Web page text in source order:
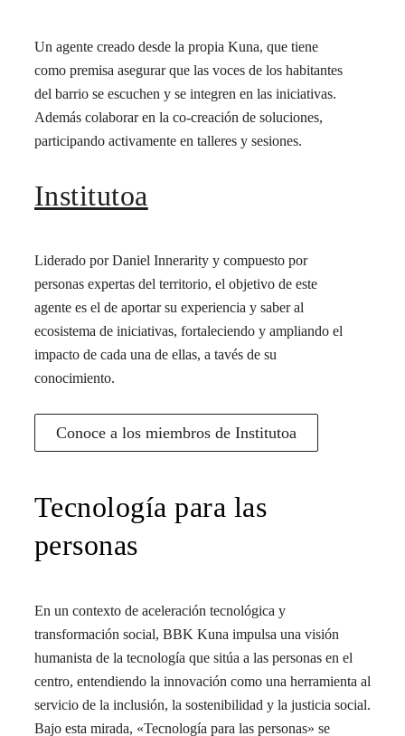
Un agente creado desde la propia Kuna, que tiene
como premisa asegurar que las voces de los habitantes
del barrio se escuchen y se integren en las iniciativas.
Además colaborar en la co-creación de soluciones,
participando activamente en talleres y sesiones.
Institutoa
Liderado por Daniel Innerarity y compuesto por
personas expertas del territorio, el objetivo de este
agente es el de aportar su experiencia y saber al
ecosistema de iniciativas, fortaleciendo y ampliando el
impacto de cada una de ellas, a tavés de su
conocimiento.
Conoce a los miembros de Institutoa
Tecnología para las
personas
En un contexto de aceleración tecnológica y
transformación social, BBK Kuna impulsa una visión
humanista de la tecnología que sitúa a las personas en el
centro, entendiendo la innovación como una herramienta al
servicio de la inclusión, la sostenibilidad y la justicia social.
Bajo esta mirada, «Tecnología para las personas» se